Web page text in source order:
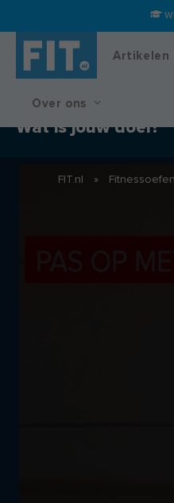
Artikelen
Over ons
Training & voedingsplan
Wat is jouw doel?
FIT.nl »